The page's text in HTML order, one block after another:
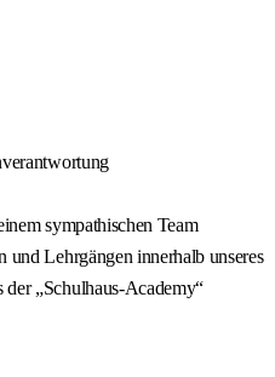
sympathischen Team
und Lehrgängen innerhalb unseres
der „Schulhaus-Academy“